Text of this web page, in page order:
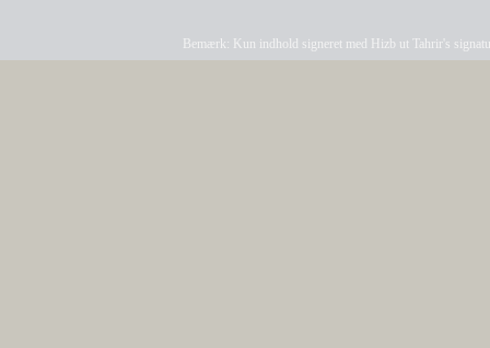
Bemærk: Kun indhold signeret med Hizb ut Tahrir's